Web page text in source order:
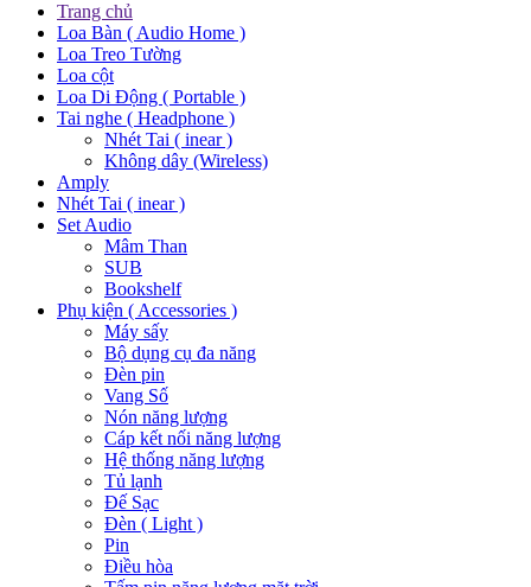
Trang chủ
Loa Bàn ( Audio Home )
Loa Treo Tường
Loa cột
Loa Di Động ( Portable )
Tai nghe ( Headphone )
Nhét Tai ( inear )
Không dây (Wireless)
Amply
Nhét Tai ( inear )
Set Audio
Mâm Than
SUB
Bookshelf
Phụ kiện ( Accessories )
Máy sấy
Bộ dụng cụ đa năng
Đèn pin
Vang Số
Nón năng lượng
Cáp kết nối năng lượng
Hệ thống năng lượng
Tủ lạnh
Đế Sạc
Đèn ( Light )
Pin
Điều hòa